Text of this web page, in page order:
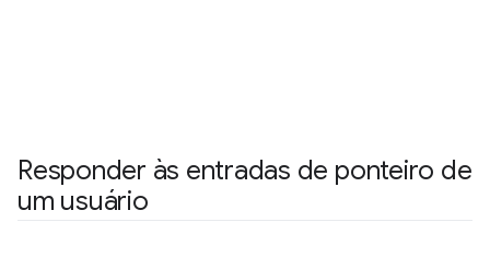
Responder às entradas de ponteiro de
um usuário